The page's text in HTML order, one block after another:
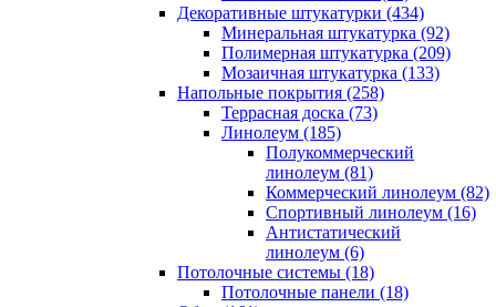
Декоративные штукатурки (434)
Минеральная штукатурка (92)
Полимерная штукатурка (209)
Мозаичная штукатурка (133)
Напольные покрытия (258)
Террасная доска (73)
Линолеум (185)
Полукоммерческий
линолеум (81)
Коммерческий линолеум (82)
Спортивный линолеум (16)
Антистатический
линолеум (6)
Потолочные системы (18)
Потолочные панели (18)